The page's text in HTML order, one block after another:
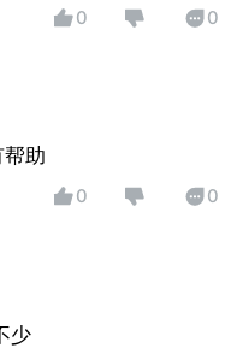
0 0
助
0 0
少